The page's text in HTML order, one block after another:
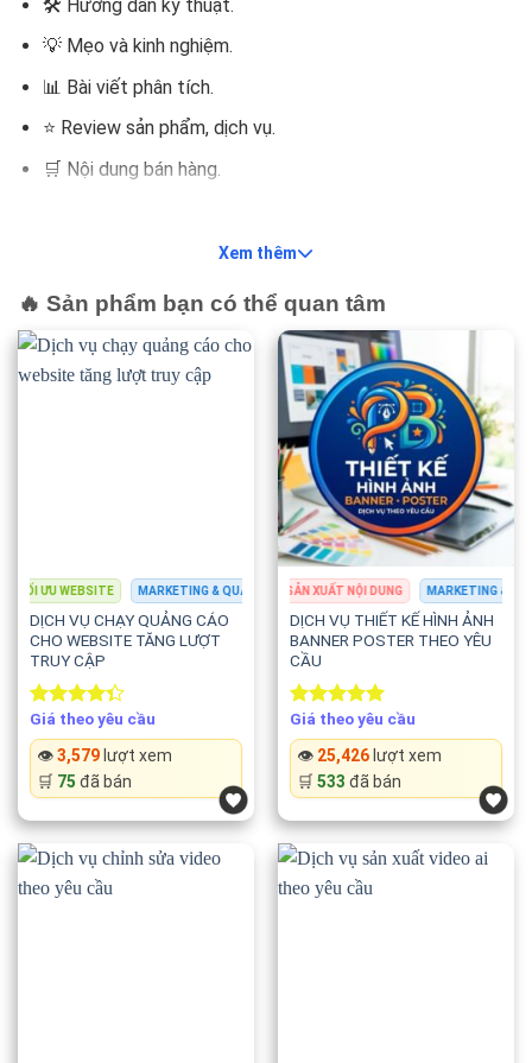
🛠️ Hướng dẫn kỹ thuật.
💡 Mẹo và kinh nghiệm.
📊 Bài viết phân tích.
⭐ Review sản phẩm, dịch vụ.
🛒 Nội dung bán hàng.
🛍️ Nội dung thương mại điện tử
🏷️ Danh mục sản phẩm.
🎯 Landing Page.
📢 Giới thiệu chương trình ưu đãi.
🎵 Content TikTok.
📸 Content Instagram.
▶️ Kịch bản YouTube.
💼 Content LinkedIn.
📧 Email Marketing.
🚀 Tiêu chuẩn bài viết
Mỗi bài viết đều được xây dựng theo các tiêu chí:
Xem thêm
🔥 Sản phẩm bạn có thể quan tâm
ƯU WEBSITE MARKETING & QUẢNG CÁO SEO & TỐI ƯU WEBSITE
DỊCH VỤ CHẠY QUẢNG CÁO
CHO WEBSITE TĂNG LƯỢT
TRUY CẬP
Rated
4.33out
of 5
Giá theo yêu cầu
👁️3,579lượt xem
🛒 75 đã bán
& QUẢNG CÁO THIẾT KẾ ĐỒ HỌA SẢN XUẤT NỘI DUNG MARKETING &
DỊCH VỤ THIẾT KẾ HÌNH ẢNH
BANNER POSTER THEO YÊU
CẦU
Rated5.00
out of 5
Giá theo yêu cầu
👁️ 25,426lượt xem
🛒 533 đã bán